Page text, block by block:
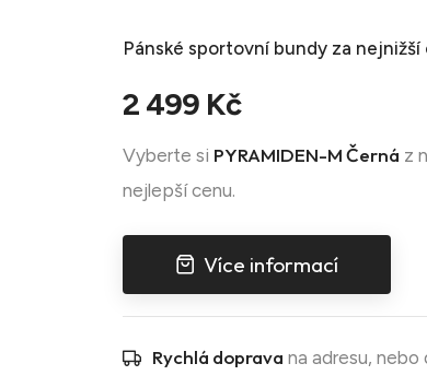
Pánské sportovní bundy za nejnižší
2 499 Kč
Vyberte si PYRAMIDEN-M Černá z
nejlepší cenu.
Více informací
Rychlá doprava na adresu,